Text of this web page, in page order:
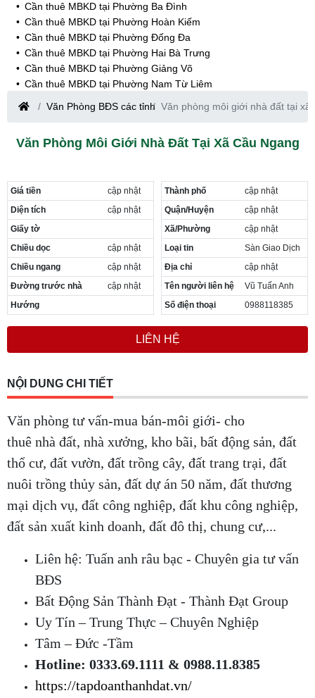
Cần thuê MBKD tại Phường Ba Đình
Cần thuê MBKD tại Phường Hoàn Kiếm
Cần thuê MBKD tại Phường Đống Đa
Cần thuê MBKD tại Phường Hai Bà Trưng
Cần thuê MBKD tại Phường Giảng Võ
Cần thuê MBKD tại Phường Nam Từ Liêm
Cần thuê MBKD tại Phường Cầu Giấy
Cần thuê MBKD tại Phường Thanh Xuân
Cần thuê MBKD tại Phường Hà Đông
Cần thuê MBKD tại Phường Yên Hòa
Cần thuê MBKD tại Phường Nghĩa Độ
Cần thuê MBKD tại Phường Phương Liệt
Cần thuê MBKD tại Phường Khương Đình
Cần thuê MBKD tại Phường Yên Sở
Cần thuê MBKD tại Phường Hoàng Liệt
Cần thuê MBKD tại Phường Định Công
Cần thuê MBKD tại Phường Tương Mai
Cần thuê MBKD tại Phường Vĩnh Hưng
Cần thuê MBKD tại Phường Lĩnh Nam
Cần thuê MBKD tại Phường Hồng Hà
Cần thuê MBKD tại Phường Văn Miếu
Cần thuê MBKD tại Phường Kim Liên
Cần thuê MBKD tại Phường Vĩnh Tuy
Văn Phòng BĐS các tỉnh Văn phòng môi giới nhà đất tại xã
Văn Phòng Môi Giới Nhà Đất Tại Xã Cầu Ngang
Giá tiền
cập nhật
Diện tích
cập nhật
Giấy tờ
Chiều dọc
cập nhật
Chiều ngang
cập nhật
Đường trước nhà
cập nhật
Hướng
Thành phố
cập nhật
Quận/Huyện
cập nhật
Xã/Phường
cập nhật
Loại tin
Sàn Giao Dịch
Địa chỉ
cập nhật
Tên người liên hệ
Vũ Tuấn Anh
Số điện thoại
0988118385
LIÊN HỆ
NỘI DUNG CHI TIẾT
Văn phòng tư vấn-mua bán-môi giới- cho
thuê nhà đất, nhà xưởng, kho bãi, bất động sản, đất
thổ cư, đất vườn, đất trồng cây, đất trang trại, đất
nuôi trồng thủy sản, đất dự án 50 năm, đất thương
mại dịch vụ, đất công nghiệp, đất khu công nghiệp,
đất sản xuất kinh doanh, đất đô thị, chung cư,...
Liên hệ: Tuấn anh râu bạc - Chuyên gia tư vấn
BĐS
Bất Động Sản Thành Đạt - Thành Đạt Group
Uy Tín – Trung Thực – Chuyên Nghiệp
Tâm – Đức -Tầm
Hotline: 0333.69.1111 & 0988.11.8385
https://tapdoanthanhdat.vn/